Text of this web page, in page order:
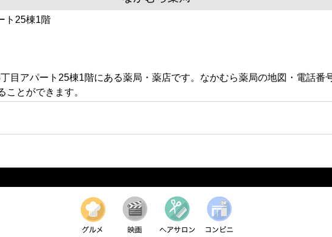
ト25棟1階
目アパート25棟1階にある薬局・薬店です。なかむら薬局の地図・電話
とができます。